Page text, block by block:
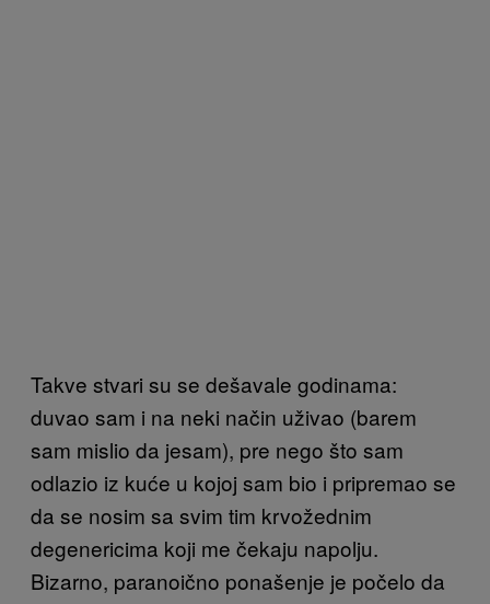
Takve stvari su se dešavale godinama:
duvao sam i na neki način uživao (barem
sam mislio da jesam), pre nego što sam
odlazio iz kuće u kojoj sam bio i pripremao se
da se nosim sa svim tim krvožednim
degenericima koji me čekaju napolju.
Bizarno, paranoično ponašenje je počelo da